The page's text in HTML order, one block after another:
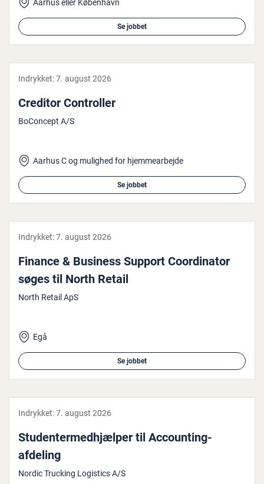
Aarhus eller København
Se jobbet
Indrykket:7. august 2026
Creditor Con­trol­ler
BoConcept A/S
Aarhus C og mulighed for hjemmearbejde
Se jobbet
Indrykket:7. august 2026
Finance & Business Support Co­or­di­na­tor
søges til North Retail
North Retail ApS
Egå
Se jobbet
Indrykket:7. august 2026
Stu­den­ter­med­hjæl­per til Ac­co­un­ting-
afdeling
Nordic Trucking Logistics A/S